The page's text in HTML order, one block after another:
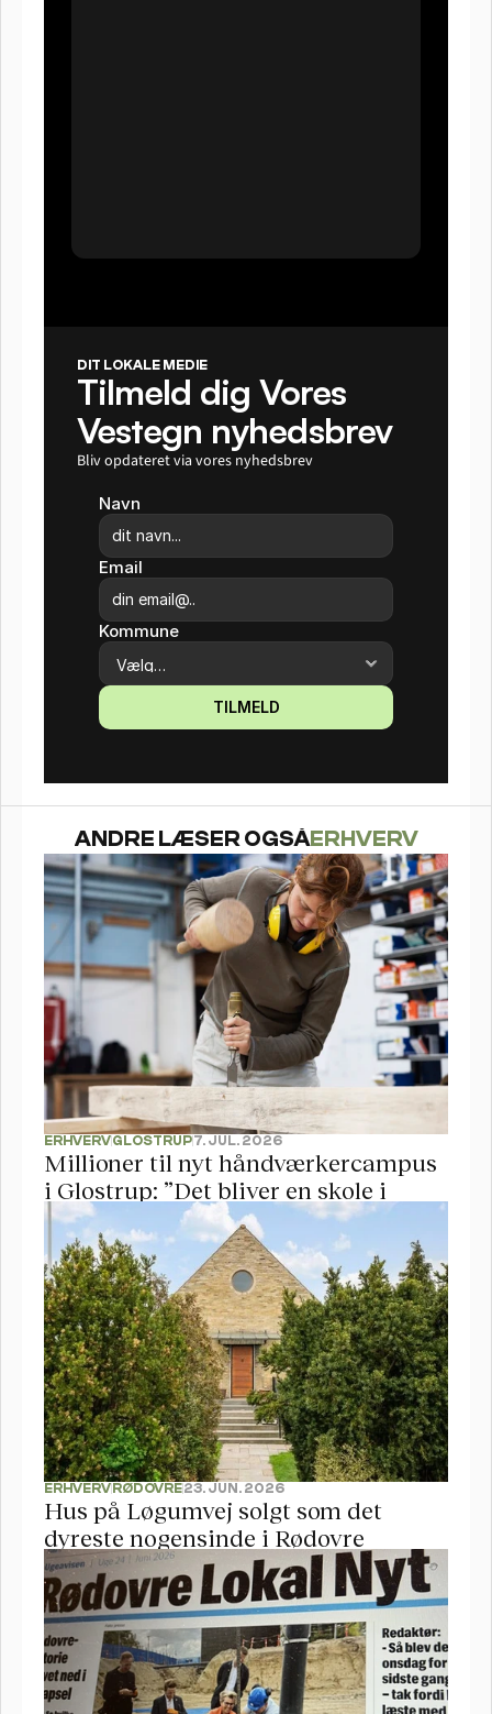
DIT LOKALE MEDIE
Tilmeld dig Vores
Vestegn nyhedsbrev
Bliv opdateret via vores nyhedsbrev
Navn
Email
Kommune
TILMELD
ANDRE LÆSER OGSÅERHVERV
ERHVERVGLOSTRUP7. JUL. 2026
Millioner til nyt håndværkercampus
i Glostrup: ”Det bliver en skole i
verdensklasse”
ERHVERV RØDOVRE23. JUN. 2026
Hus på Løgumvej solgt som det
dyreste nogensinde i Rødovre